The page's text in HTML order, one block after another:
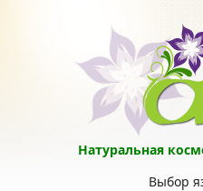
Натуральная
Выбор